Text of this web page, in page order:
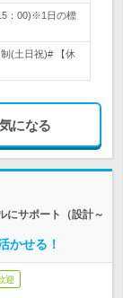
：00)※1日の標
(土日祝)# 【休
気になる
にサポート（設計～
かせる！
迎